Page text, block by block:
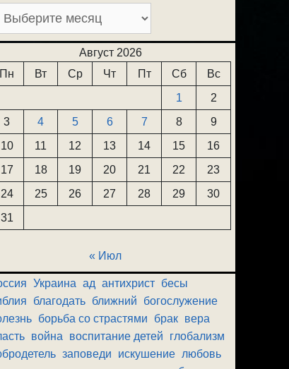
Август 2026
Пн
Вт Ср Чт Пт Сб
Вс
1
2
3
4 5 6 7 8
9
10
11 12 13 14 15
16
17
18 19 20 21 22
23
24
25 26 27 28 29
30
31
« Июл
Украина ад антихрист бесы
благодать ближний
богослужение
борьба со страстями брак вера
война воспитание детей
глобализм
заповеди искушение любовь